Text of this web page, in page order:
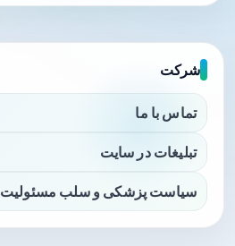
شرکت
تماس با ما
تبلیغات در سایت
سیاست پزشکی و سلب مسئولیت